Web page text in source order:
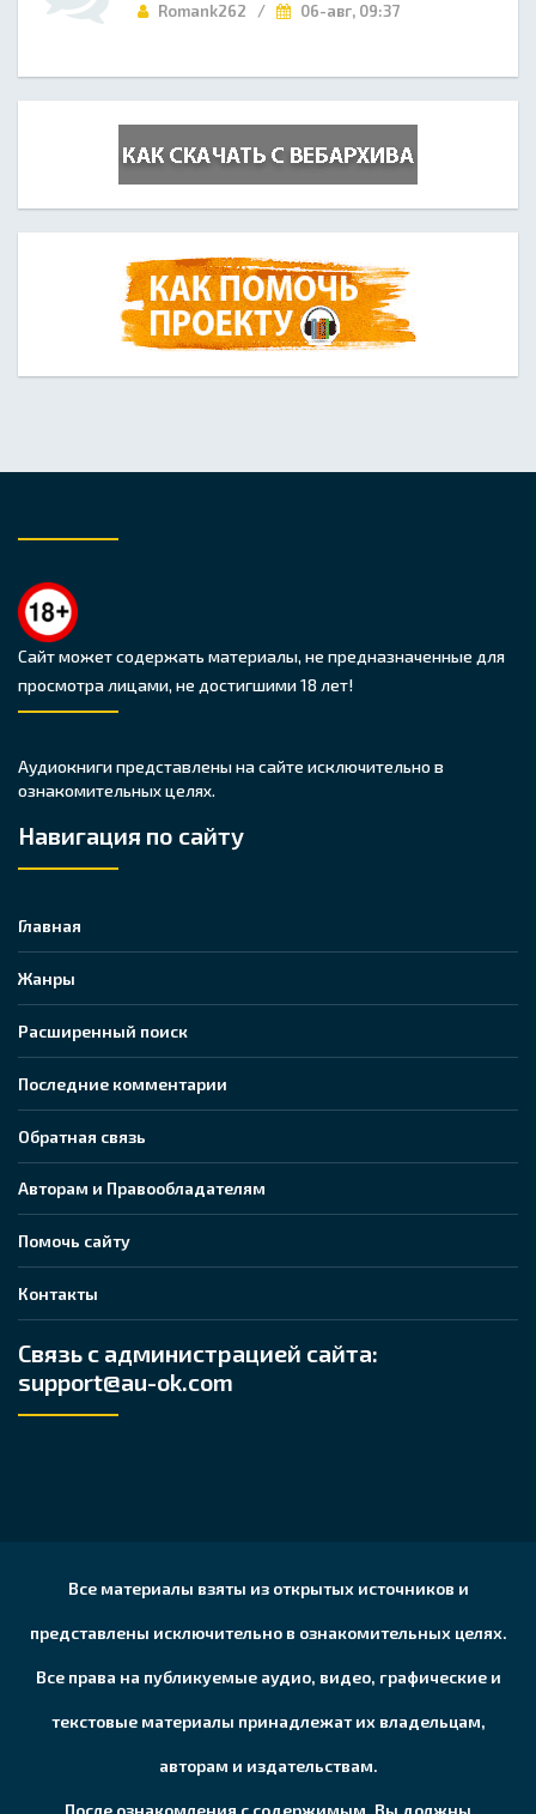
Romank262 / 06-авг, 09:37
Сайт может содержать материалы, не предназначенные для
просмотра лицами, не достигшими 18 лет!
Аудиокниги представлены на сайте исключительно в
ознакомительных целях.
Навигация по сайту
Главная
Жанры
Расширенный поиск
Последние комментарии
Обратная связь
Авторам и Правообладателям
Помочь сайту
Контакты
Связь с администрацией сайта:
support@au-ok.com
Все материалы взяты из открытых источников и
представлены исключительно в ознакомительных целях.
Все права на публикуемые аудио, видео, графические и
текстовые материалы принадлежат их владельцам,
авторам и издательствам.